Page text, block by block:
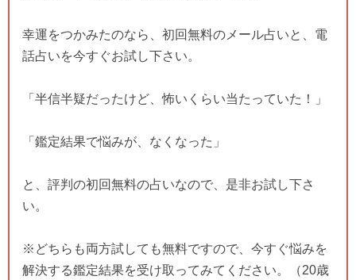
幸運をつかみたのなら、初回無料のメール占いと、電
話占いを今すぐお試し下さい。
「半信半疑だったけど、怖いくらい当たっていた！」
「鑑定結果で悩みが、なくなった」
と、評判の初回無料の占いなので、是非お試し下さ
い。
※どちらも両方試しても無料ですので、今すぐ悩みを
解決する鑑定結果を受け取ってみてください。（20歳